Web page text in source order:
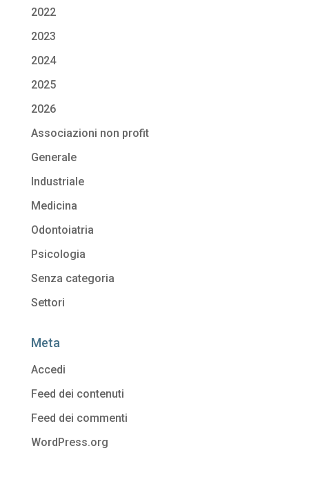
2022
2023
2024
2025
2026
Associazioni non profit
Generale
Industriale
Medicina
Odontoiatria
Psicologia
Senza categoria
Settori
Meta
Accedi
Feed dei contenuti
Feed dei commenti
WordPress.org